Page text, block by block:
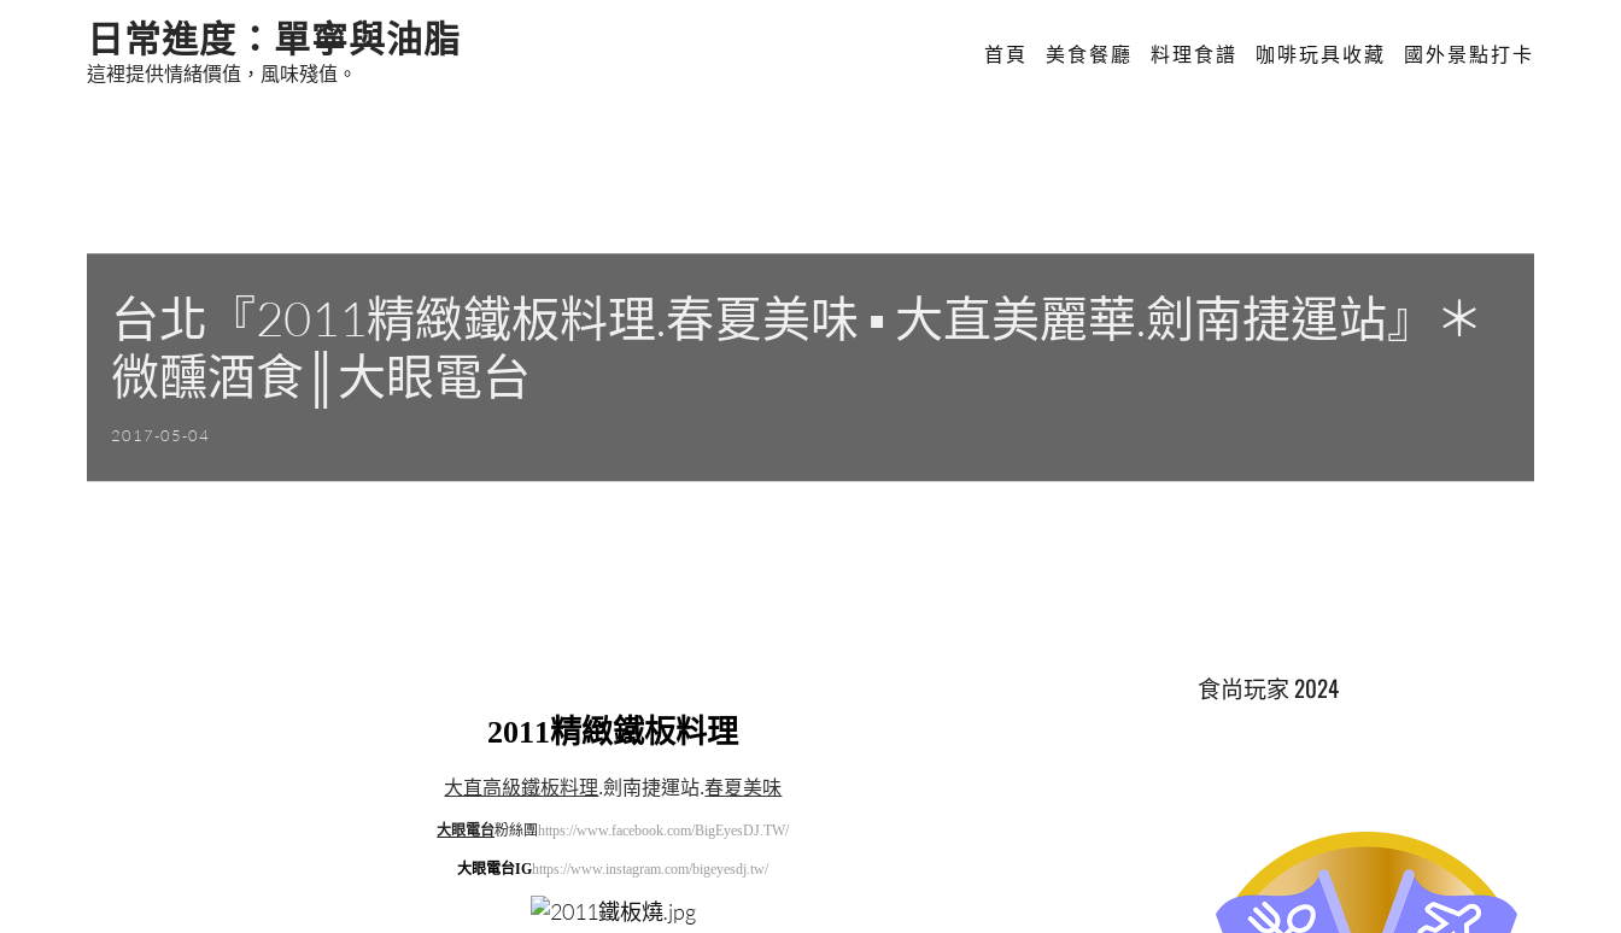
日常進度：單寧與油脂
這裡提供情緒價值，風味殘值。
首頁 美食餐廳 料理食譜 咖啡玩具收藏 國外景點打卡
台北『2011精緻鐵板料理.春夏美味 ▪ 大直美麗華.劍南捷運站』＊
微醺酒食║大眼電台
2017-05-04
2011精緻鐵板料理
大直高級鐵板料理.劍南捷運站.春夏美味
大眼電台粉絲團https://www.facebook.com/BigEyesDJ.TW/
大眼電台IGhttps://www.instagram.com/bigeyesdj.tw/
食尚玩家 2024